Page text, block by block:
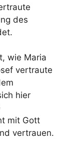
des
wie Maria
vertraute
hier
mit Gott
vertrauen.